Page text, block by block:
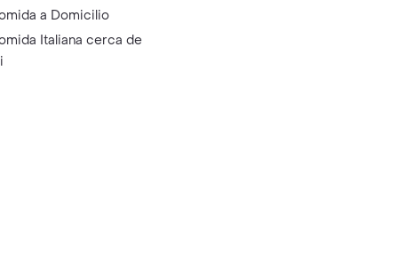
a Domicilio
Italiana cerca de